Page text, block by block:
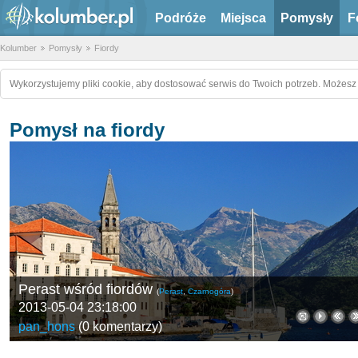
Podróże Miejsca Pomysły
Kolumber Pomysły Fiordy
Wykorzystujemy pliki cookie, aby dostosować serwis do Twoich potrzeb.
Pomysł na fiordy
Perast wśród fiordów (Perast,Czarnogóra)
2013-05-04 23:18:00
pan_hons(0 komentarzy)